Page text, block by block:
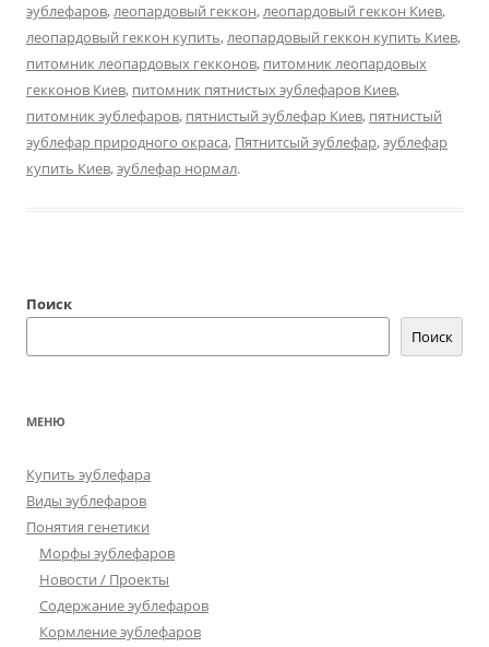
эублефаров,леопардовый геккон,леопардовый геккон Киев,
леопардовый геккон купить,леопардовый геккон купить Киев,
питомник леопардовых гекконов, питомник леопардовых
гекконов Киев, питомник пятнистых эублефаров Киев,
питомник эублефаров, пятнистый эублефар Киев, пятнистый
эублефар природного окраса, Пятнитсый эублефар,эублефар
купить Киев,эублефар нормал.
Поиск
Поиск
МЕНЮ
Купить эублефара
Виды эублефаров
Понятия генетики
Морфы эублефаров
Новости / Проекты
Содержание эублефаров
Кормление эублефаров